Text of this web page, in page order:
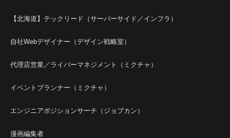
【北海道】テックリード（サーバーサイド／インフラ）
自社Webデザイナー（デザイン戦略室）
代理店営業／ライバーマネジメント（ミクチャ）
イベントプランナー（ミクチャ）
エンジニアポジションサーチ（ジョブカン）
漫画編集者